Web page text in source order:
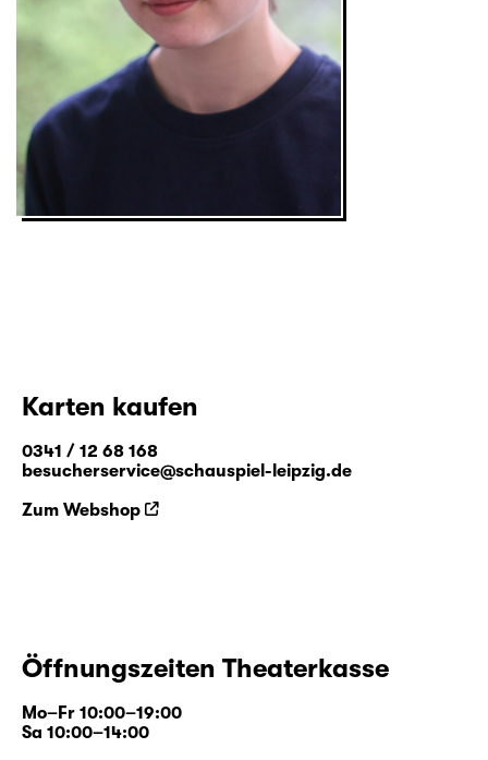
Karten kaufen
0341 / 12 68 168
besucherservice@schauspiel-leipzig.de
Zum Webshop
Öffnungszeiten Theaterkasse
Mo–Fr 10:00–19:00
Sa 10:00–14:00